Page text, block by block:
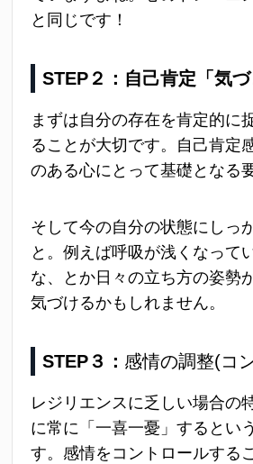
と同じです！
STEP２：自己肯定「気づ
まずは自分の存在を肯定的に
ることが大切です。自己肯定
のある心にとって基礎となる
そして今の自分の状態にしっ
と。例えば呼吸が浅くなって
な、とか日々の立ち方の姿勢
気づけるかもしれません。
STEP３： 感情の調整(コ
レジリエンスに乏しい場合の
に常に「一喜一憂」するとい
す。感情をコントロールする